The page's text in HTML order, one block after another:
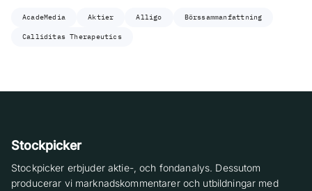
AcadeMedia Aktier Alligo Börssammanfattning
Calliditas Therapeutics
Stockpicker
Stockpicker erbjuder aktie-, och fondanalys. Dessutom
producerar vi marknadskommentarer och utbildningar med